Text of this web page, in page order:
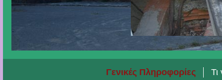
Γενικές Πληροφορίες Τι